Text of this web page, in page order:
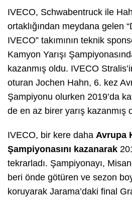
IVECO, Schwabentruck ile
ortaklığından meydana gelen
IVECO” takımının teknik
Kamyon Yarışı
kazanmış oldu. IVECO
oturan Jochen Hahn, 6. kez
Şampiyonu olurken 2019’da
de en az birer yarış kazanmış
IVECO, bir kere daha Avrupa
Şampiyonasını kazanarak
tekrarladı. Şampiyonayı,
beri önde götüren ve sezon
koruyarak Jarama’daki final